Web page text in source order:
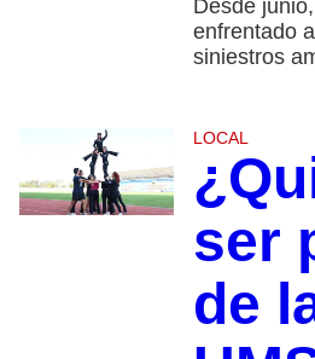
Desde
enfrentado
siniestros
LOCAL
ser
de